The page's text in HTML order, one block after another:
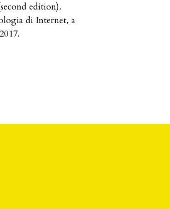
edition).
di Internet, a